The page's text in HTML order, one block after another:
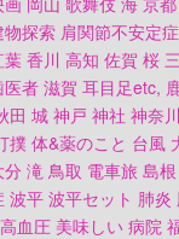
物探索 肩関節不安定症
葉 香川 高知 佐賀 桜
医者 滋賀 耳目足etc,
田 城 神戸 神社 神奈川
撲 体&薬のこと 台風
分 滝 鳥取 電車旅 島根
波平 波平セット 肺炎
血圧 美味しい 病院